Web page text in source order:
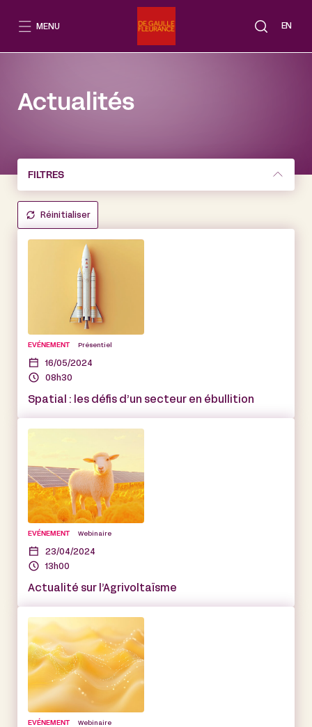
EN
MENU
Actualités
FILTRES
Réinitialiser
EVÉNEMENT Présentiel
16/05/2024
08h30
Spatial : les défis d’un secteur en ébullition
EVÉNEMENT Webinaire
23/04/2024
13h00
Actualité sur l’Agrivoltaïsme
EVÉNEMENT Webinaire